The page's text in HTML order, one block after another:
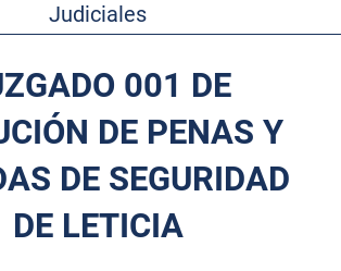
Judiciales
001 DE
DE PENAS Y
DE SEGURIDAD
DE LETICIA